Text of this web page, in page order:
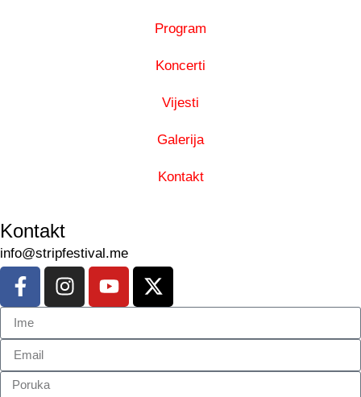
Program
Koncerti
Vijesti
Galerija
Kontakt
Kontakt
info@stripfestival.me